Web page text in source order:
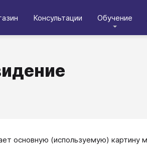
Консультации Обучение
основную (используемую) картину